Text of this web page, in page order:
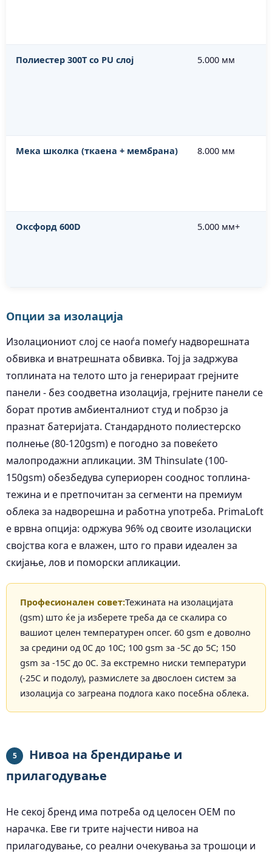
Полиестер 300T со PU слој 5.000 мм
Мека школка (ткаена + мембрана) 8.000 мм
Оксфорд 600D 5.000 мм+
Опции за изолација
Изолациониот слој се наоѓа помеѓу надворешната
обвивка и внатрешната обвивка. Тој ја задржува
топлината на телото што ја генерираат грејните
панели - без соодветна изолација, грејните панели се
борат против амбиенталниот студ и побрзо ја
празнат батеријата. Стандардното полиестерско
полнење (80-120gsm) е погодно за повеќето
малопродажни апликации. 3M Thinsulate (100-
150gsm) обезбедува супериорен сооднос топлина-
тежина и е претпочитан за сегменти на премиум
облека за надворешна и работна употреба. PrimaLoft
е врвна опција: одржува 96% од своите изолациски
својства кога е влажен, што го прави идеален за
скијање, лов и поморски апликации.
Професионален совет:Тежината на изолацијата
(gsm) што ќе ја изберете треба да се скалира со
вашиот целен температурен опсег. 60 gsm е доволно
за средини од 0C до 10C; 100 gsm за -5C до 5C; 150
gsm за -15C до 0C. За екстремно ниски температури
(-25C и подолу), размислете за двослоен систем за
изолација со загреана подлога како посебна облека.
5
Нивоа на брендирање и
прилагодување
Не секој бренд има потреба од целосен OEM по
нарачка. Еве ги трите најчести нивоа на
прилагодување, со реални очекувања за трошоци и